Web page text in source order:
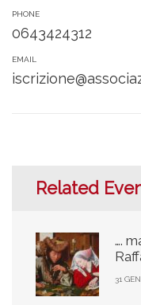
PHONE
0643424312
EMAIL
Related
….
31